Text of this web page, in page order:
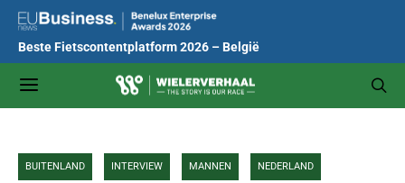
Beste Fietscontentplatform 2026 – België
BUITENLAND INTERVIEW MANNEN NEDERLAND